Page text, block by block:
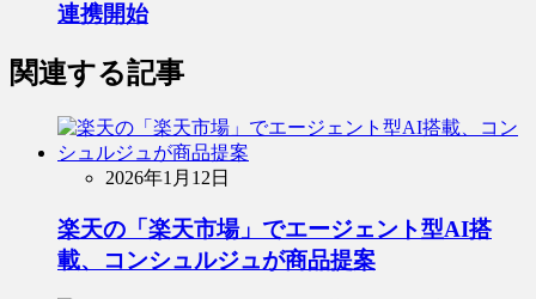
連携開始
関連する記事
2026年1月12日
楽天の「楽天市場」でエージェント型AI搭
載、コンシュルジュが商品提案